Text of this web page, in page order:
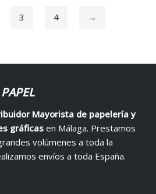
3 4 →
Mayorista de papelería y
gráficas en Málaga. Prestamos
volúmenes a toda la
envíos a toda España.